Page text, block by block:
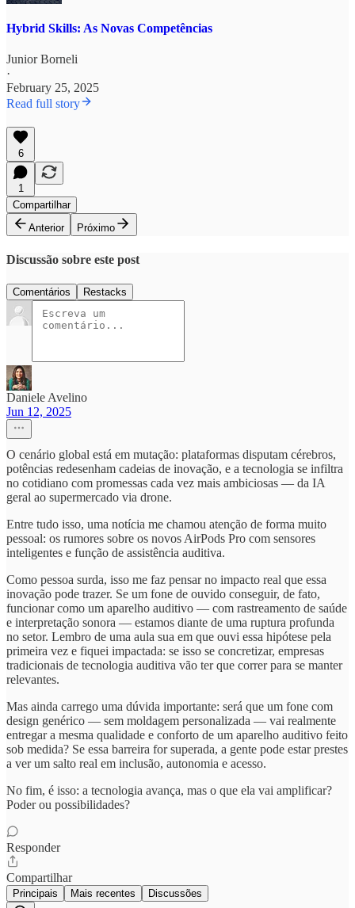
Hybrid Skills: As Novas Competências
Junior Borneli
·
February 25, 2025
Read full story
6
1
Compartilhar
Anterior
Próximo
Discussão sobre este post
Comentários Restacks
Daniele Avelino
Jun 12, 2025
O cenário global está em mutação: plataformas disputam cérebros,
potências redesenham cadeias de inovação, e a tecnologia se infiltra
no cotidiano com promessas cada vez mais ambiciosas — da IA
geral ao supermercado via drone.
Entre tudo isso, uma notícia me chamou atenção de forma muito
pessoal: os rumores sobre os novos AirPods Pro com sensores
inteligentes e função de assistência auditiva.
Como pessoa surda, isso me faz pensar no impacto real que essa
inovação pode trazer. Se um fone de ouvido conseguir, de fato,
funcionar como um aparelho auditivo — com rastreamento de saúde
e interpretação sonora — estamos diante de uma ruptura profunda
no setor. Lembro de uma aula sua em que ouvi essa hipótese pela
primeira vez e fiquei impactada: se isso se concretizar, empresas
tradicionais de tecnologia auditiva vão ter que correr para se manter
relevantes.
Mas ainda carrego uma dúvida importante: será que um fone com
design genérico — sem moldagem personalizada — vai realmente
entregar a mesma qualidade e conforto de um aparelho auditivo feito
sob medida? Se essa barreira for superada, a gente pode estar prestes
a ver um salto real em inclusão, autonomia e acesso.
No fim, é isso: a tecnologia avança, mas o que ela vai amplificar?
Poder ou possibilidades?
Responder
Compartilhar
Principais Mais recentes Discussões